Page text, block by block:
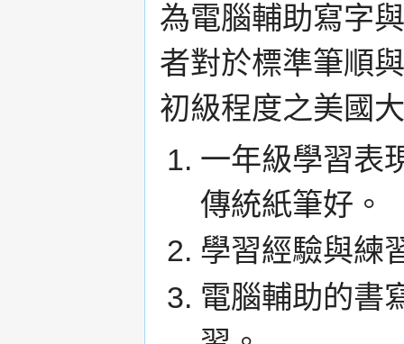
為電腦輔助寫字
者對於標準筆順
初級程度之美國
一年級學習表
傳統紙筆好。
學習經驗與練
電腦輔助的書